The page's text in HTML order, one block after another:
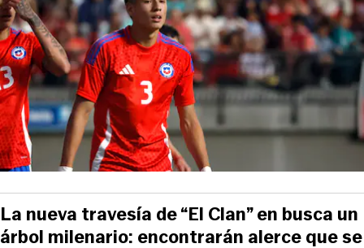
La nueva travesía de “El Clan” en busca un
árbol milenario: encontrarán alerce que se